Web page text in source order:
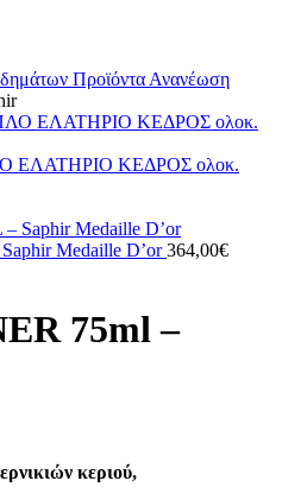
Προϊόντα Ανανέωση
ΕΛΑΤΗΡΙΟ ΚΕΔΡΟΣ ολοκ.
Medaille D’or364,00€
75ml –
κεριού,